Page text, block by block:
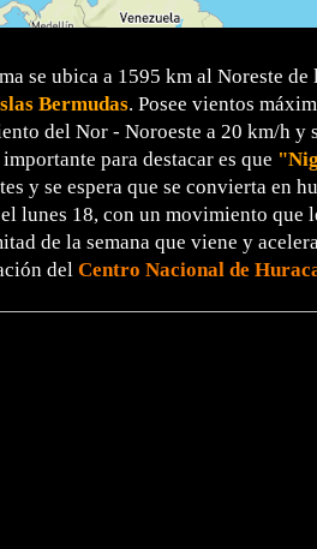
se ubica a 1595 km al Noreste de
Bermudas. Posee vientos
del Nor - Noroeste a 20 km/h y
para destacar es que
y se espera que se convierta en
lunes 18, con un movimiento que
de la semana que viene y
del Centro Nacional de